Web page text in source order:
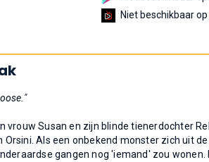
Niet beschikbaar
vrouw Susan en zijn blinde tienerdochter
Orsini. Als een onbekend monster zich uit
gangen nog 'iemand' zou